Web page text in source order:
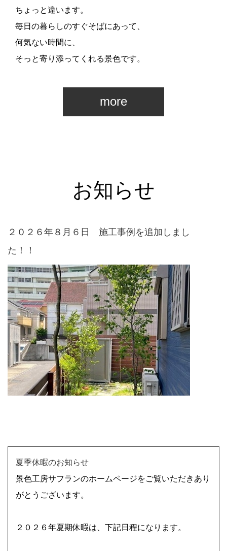
ちょっと違います。
毎日の暮らしのすぐそばにあって、
何気ない時間に、
そっと寄り添ってくれる景色です。
more
お知らせ
２０２６年８月６日 施工事例を追加しまし
た！！
上記をクリックしてください。
良く お気に入りの場所に ビフォーアフター Ｓ様邸
夏季休暇のお知らせ
景色工房サフランのホームページをご覧いただきあり
がとうございます。
２０２６年夏期休暇は、下記日程になります。